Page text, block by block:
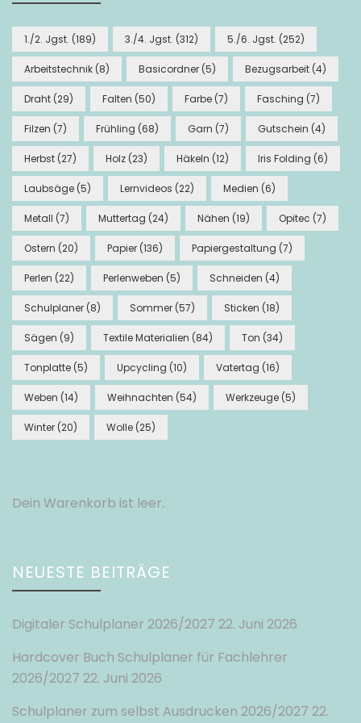
1./2. Jgst. (189) 3./4. Jgst. (312) 5./6. Jgst. (252)
Arbeitstechnik (8) Basicordner (5) Bezugsarbeit (4)
Draht (29) Falten (50) Farbe (7) Fasching (7)
Filzen (7) Frühling (68) Garn (7) Gutschein (4)
Herbst (27) Holz (23) Häkeln (12) Iris Folding (6)
Laubsäge (5) Lernvideos (22) Medien (6)
Metall (7) Muttertag (24) Nähen (19) Opitec (7)
Ostern (20) Papier (136) Papiergestaltung (7)
Perlen (22) Perlenweben (5) Schneiden (4)
Schulplaner (8) Sommer (57) Sticken (18)
Sägen (9) Textile Materialien (84) Ton (34)
Tonplatte (5) Upcycling (10) Vatertag (16)
Weben (14) Weihnachten (54) Werkzeuge (5)
Winter (20) Wolle (25)
Dein Warenkorb ist leer.
NEUESTE BEITRÄGE
Digitaler Schulplaner 2026/2027 22. Juni 2026
Hardcover Buch Schulplaner für Fachlehrer
2026/2027 22. Juni 2026
Schulplaner zum selbst Ausdrucken 2026/2027 22.